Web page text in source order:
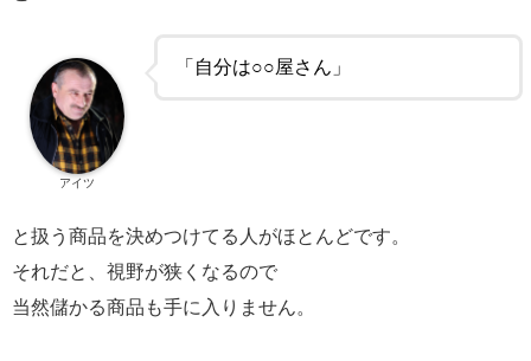
「自分は○○屋さん」
アイツ
と扱う商品を決めつけてる人がほとんどです。
それだと、視野が狭くなるので
当然儲かる商品も手に入りません。